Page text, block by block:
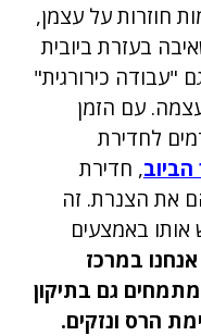
חוזרות על עצמן,
בעזרת ביובית
"עבודה כירורגית"
עם הזמן
לחדירת
, חדירת
את הצנרת. זה
באמצעים
אנחנו במרכז
גם בתיקון
הרס ונזקים.